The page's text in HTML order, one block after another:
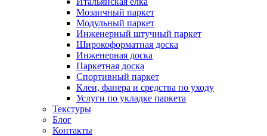
Мозаичный паркет
Модульный паркет
Инженерный штучный паркет
Широкоформатная доска
Инженерная доска
Паркетная доска
Спортивный паркет
Клеи, фанера и средства по уходу
Услуги по укладке паркета
Текстуры
Блог
Контакты